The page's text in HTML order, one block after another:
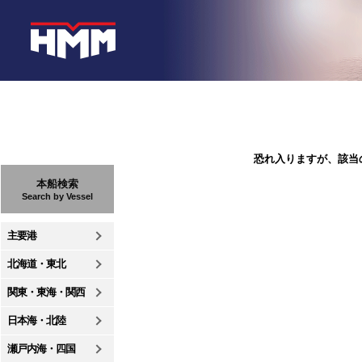
本船検索
Search by Vessel
主要港
北海道・東北
関東・東海・関西
日本海・北陸
瀬戸内海・四国
恐れ入りますが、該